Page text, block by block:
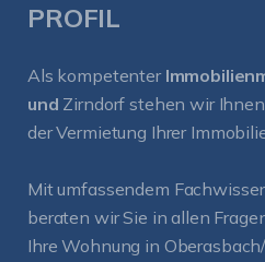
PROFIL
Als kompetenter
und Zirndorf stehen wir
der Vermietung Ihrer
Mit umfassendem
beraten wir Sie in allen
Ihre Wohnung in